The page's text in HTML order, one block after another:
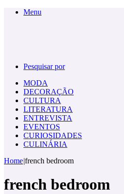
Menu
Pesquisar por
MODA
DECORAÇÃO
CULTURA
LITERATURA
ENTREVISTA
EVENTOS
CURIOSIDADES
CULINÁRIA
Home|french bedroom
french bedroom